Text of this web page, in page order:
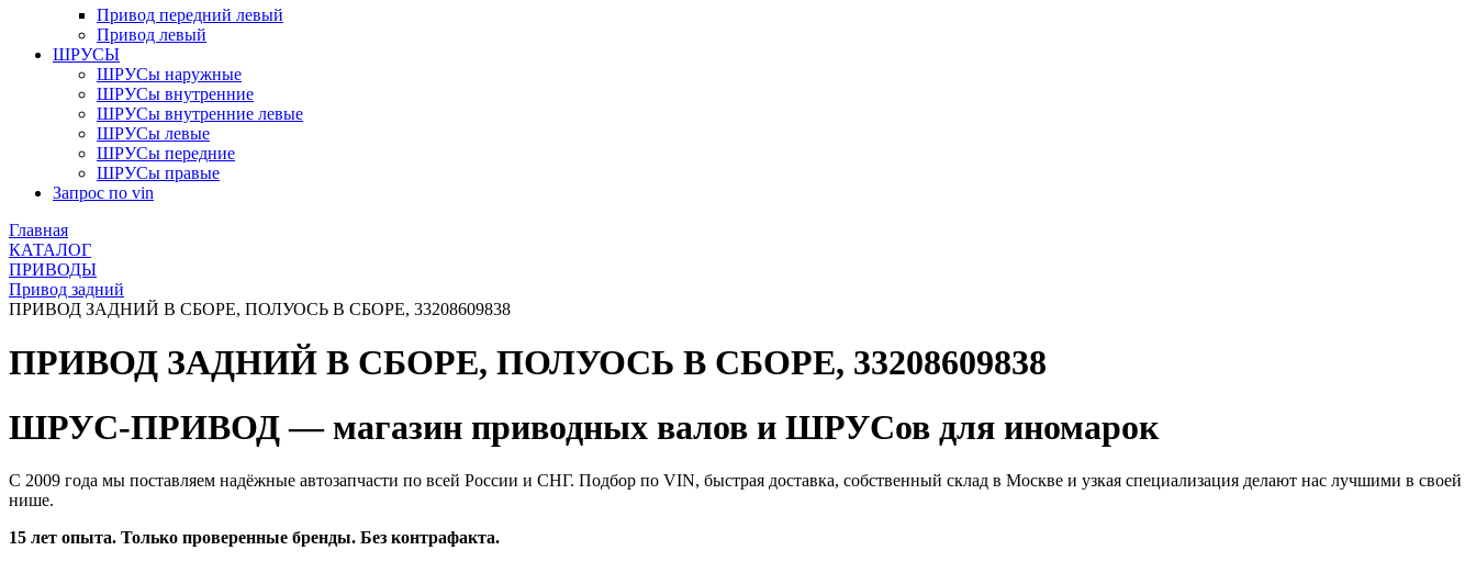
Привод передний левый
Привод левый
ШРУСЫ
ШРУСы наружные
ШРУСы внутренние
ШРУСы внутренние левые
ШРУСы левые
ШРУСы передние
ШРУСы правые
Запрос по vin
Главная
КАТАЛОГ
ПРИВОДЫ
Привод задний
ПРИВОД ЗАДНИЙ В СБОРЕ, ПОЛУОСЬ В СБОРЕ, 33208609838
ПРИВОД ЗАДНИЙ В СБОРЕ, ПОЛУОСЬ В СБОРЕ, 33208609838
ШРУС-ПРИВОД — магазин приводных валов и ШРУСов для иномарок
С 2009 года мы поставляем надёжные автозапчасти по всей России и СНГ. Подбор по VIN, быстрая доставка, собственный склад в Москве и узкая специализация делают нас лучшими в своей
нише.
15 лет опыта. Только проверенные бренды. Без контрафакта.